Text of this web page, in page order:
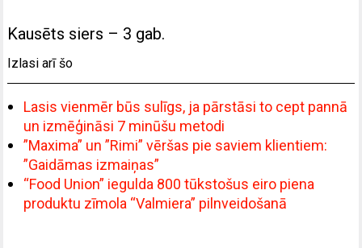
Kausēts siers – 3 gab.
Izlasi arī šo
Lasis vienmēr būs sulīgs, ja pārstāsi to cept pannā
un izmēģināsi 7 minūšu metodi
”Maxima” un ”Rimi” vēršas pie saviem klientiem:
”Gaidāmas izmaiņas”
“Food Union” iegulda 800 tūkstošus eiro piena
produktu zīmola “Valmiera” pilnveidošanā